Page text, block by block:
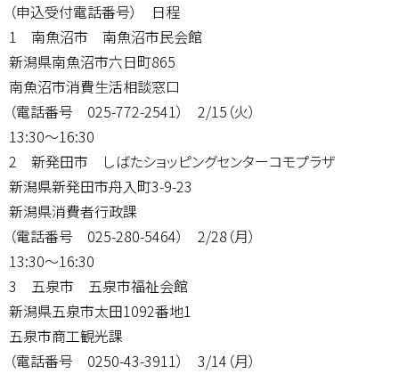
（申込受付電話番号） 日程
1 南魚沼市 南魚沼市民会館
新潟県南魚沼市六日町865
南魚沼市消費生活相談窓口
（電話番号 025-772-2541） 2/15（火）
13:30～16:30
2 新発田市 しばたショッピングセンターコモプラザ
新潟県新発田市舟入町3-9-23
新潟県消費者行政課
（電話番号 025-280-5464） 2/28（月）
13:30～16:30
3 五泉市 五泉市福祉会館
新潟県五泉市太田1092番地1
五泉市商工観光課
（電話番号 0250-43-3911） 3/14（月）